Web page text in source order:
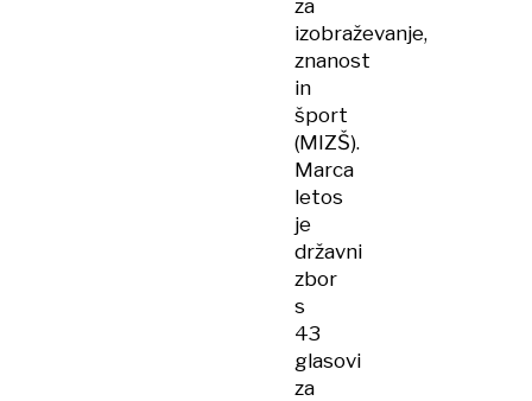
za
izobraževanje,
znanost
in
šport
(MIZŠ).
Marca
letos
je
državni
zbor
s
43
glasovi
za